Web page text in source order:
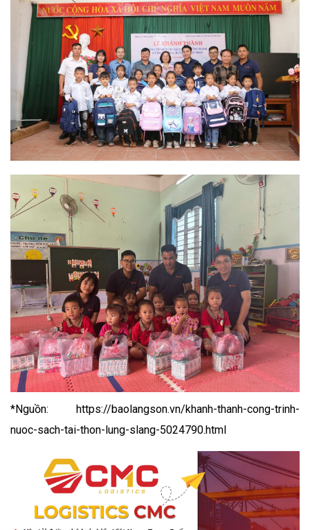
*Nguồn: https://baolangson.vn/khanh-thanh-cong-trinh-
nuoc-sach-tai-thon-lung-slang-5024790.html